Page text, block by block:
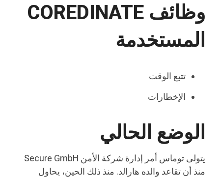
وظائف COREDINATE
المستخدمة
تتبع الوقت
الإخطارات
الوضع الحالي
يتولى توماس أمر إدارة شركة الأمن Secure GmbH
منذ أن تقاعد والده هارالد. منذ ذلك الحين، يحاول